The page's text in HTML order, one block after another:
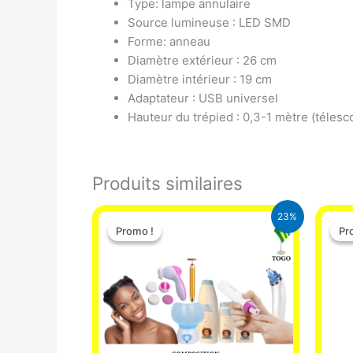
Type: lampe annulaire
Source lumineuse : LED SMD
Forme: anneau
Diamètre extérieur : 26 cm
Diamètre intérieur : 19 cm
Adaptateur : USB universel
Hauteur du trépied : 0,3-1 mètre
Produits similaires
23%
Promo !
Promo !
Le
prix
initial
65.000 CFA.
Le
49.900 CFA.